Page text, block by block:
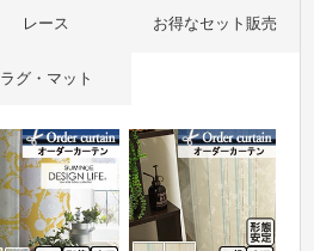
レース お得なセット販売
ラグ・マット